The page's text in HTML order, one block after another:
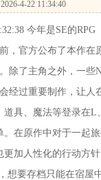
4-22 11:34:40
今年是SE的RPG
，官方公布了本作在
除了主角之外，一些
经过重要制作，让人
具、魔法等登录在L
在原作中对于一起
更加人性化的行动方
想要存档只能在宿屋